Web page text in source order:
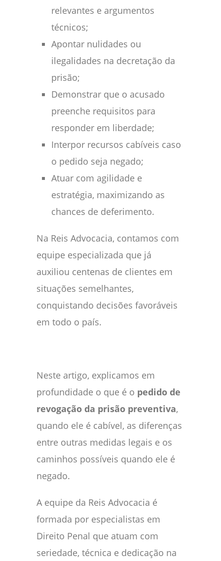
relevantes e argumentos
técnicos;
Apontar nulidades ou
ilegalidades na decretação da
prisão;
Demonstrar que o acusado
preenche requisitos para
responder em liberdade;
Interpor recursos cabíveis caso
o pedido seja negado;
Atuar com agilidade e
estratégia, maximizando as
chances de deferimento.
Na Reis Advocacia, contamos com
equipe especializada que já
auxiliou centenas de clientes em
situações semelhantes,
conquistando decisões favoráveis
em todo o país.
Neste artigo, explicamos em
profundidade o que é o pedido de
revogação da prisão preventiva,
quando ele é cabível, as diferenças
entre outras medidas legais e os
caminhos possíveis quando ele é
negado.
A equipe da Reis Advocacia é
formada por especialistas em
Direito Penal que atuam com
seriedade, técnica e dedicação na